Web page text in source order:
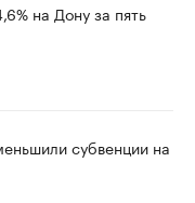
на Дону за пять
субвенции на